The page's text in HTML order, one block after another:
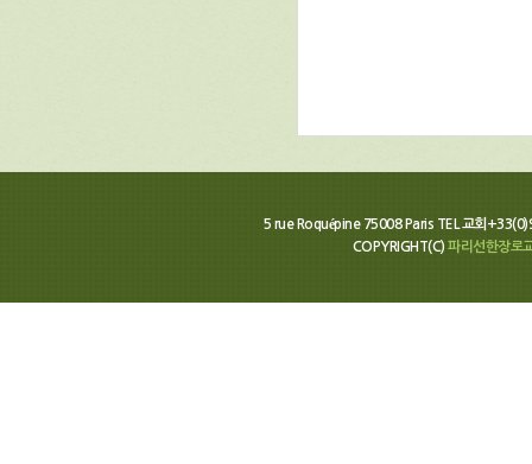
5 rue Roquépine 75008 Paris TEL 교회
COPYRIGHT(C)파리선한장로